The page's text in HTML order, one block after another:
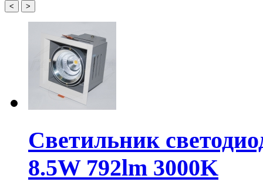
< >
Светильник
8.5W 792lm 3000K